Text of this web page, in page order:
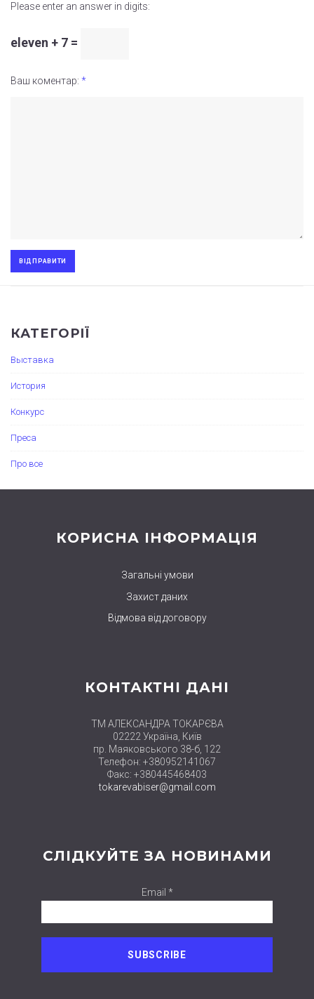
Please enter an answer in digits:
eleven + 7 =
Ваш коментар: *
КАТЕГОРІЇ
Выставка
История
Конкурс
Преса
Про все
КОРИСНА ІНФОРМАЦІЯ
Загальні умови
Захист даних
Відмова від договору
КОНТАКТНІ ДАНІ
ТМ АЛЕКСАНДРА ТОКАРЄВА
02222 Україна, Київ
пр. Маяковського 38-б, 122
Телефон: +380952141067
Факс: +380445468403
tokarevabiser@gmail.com
СЛІДКУЙТЕ ЗА НОВИНАМИ
Email *